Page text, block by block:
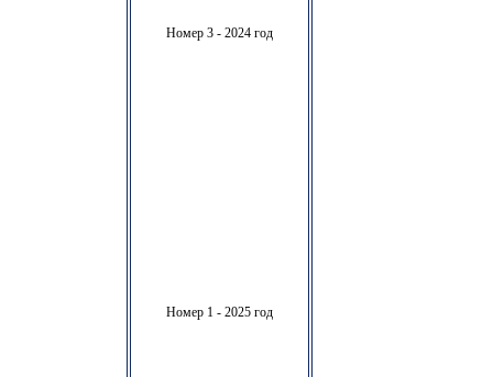
Номер 3 - 2024 год
Номер 1 - 2025 год